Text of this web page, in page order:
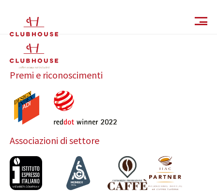
Catalogo
Finiture e Collezioni
Magazine
EN
Premi e riconoscimenti
Associazioni di settore